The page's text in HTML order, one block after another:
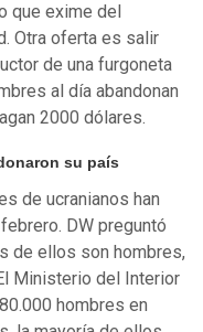
que exime del
Otra oferta es salir
de una furgoneta
al día abandonan
2000 dólares.
su país
de ucranianos han
DW preguntó
de ellos son hombres,
Ministerio del Interior
hombres en